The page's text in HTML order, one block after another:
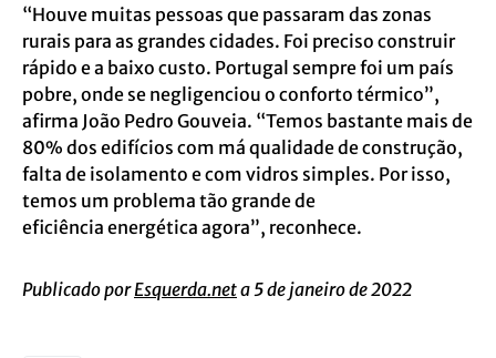
“Houve muitas pessoas que passaram das zonas
rurais para as grandes cidades. Foi preciso construir
rápido e a baixo custo. Portugal sempre foi um país
pobre, onde se negligenciou o conforto térmico”,
afirma João Pedro Gouveia. “Temos bastante mais de
80% dos edifícios com má qualidade de construção,
falta de isolamento e com vidros simples. Por isso,
temos um problema tão grande de
eficiência energética agora”, reconhece.
Publicado porEsquerda.neta 5 de janeiro de 2022